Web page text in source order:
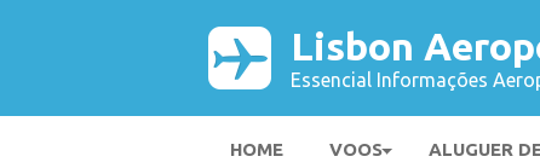
Lisbon
Essencial Informações
HOME VOOS ALUGUER